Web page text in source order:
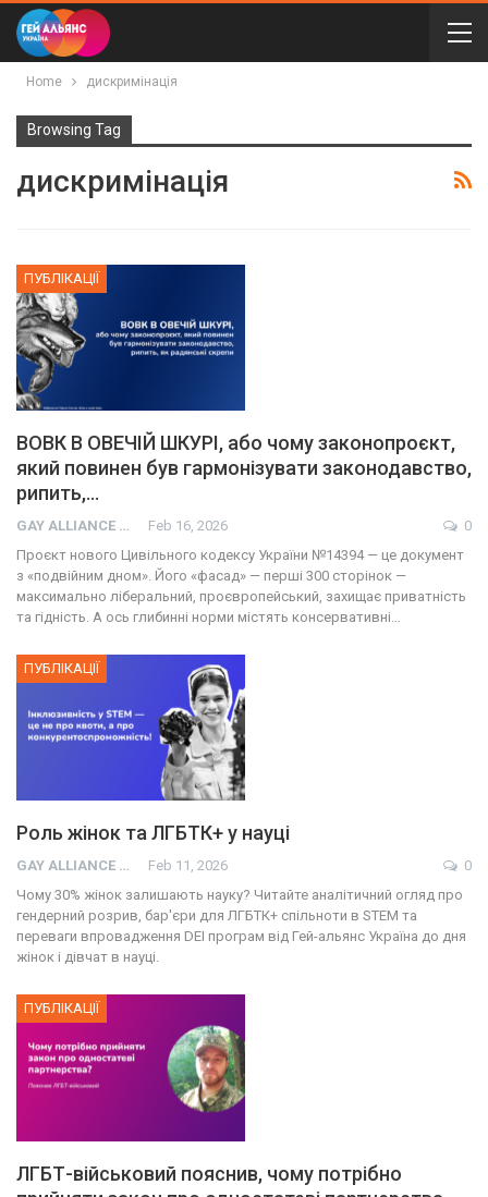
Home дискримінація
Browsing Tag
дискримінація
ПУБЛІКАЦІЇ
ВОВК В ОВЕЧІЙ ШКУРІ, або чому законопроєкт,
який повинен був гармонізувати законодавство,
рипить,…
GAY ALLIANCE UKRAINE Feb 16, 2026
0
Проєкт нового Цивільного кодексу України №14394 — це документ
з «подвійним дном». Його «фасад» — перші 300 сторінок —
максимально ліберальний, проєвропейський, захищає приватність
та гідність. А ось глибинні норми містять консервативні…
ПУБЛІКАЦІЇ
Роль жінок та ЛГБТК+ у науці
GAY ALLIANCE UKRAINE Feb 11, 2026
0
Чому 30% жінок залишають науку? Читайте аналітичний огляд про
гендерний розрив, бар'єри для ЛГБТК+ спільноти в STEM та
переваги впровадження DEI програм від Гей-альянс Україна до дня
жінок і дівчат в науці.
ПУБЛІКАЦІЇ
ЛГБТ-військовий пояснив, чому потрібно